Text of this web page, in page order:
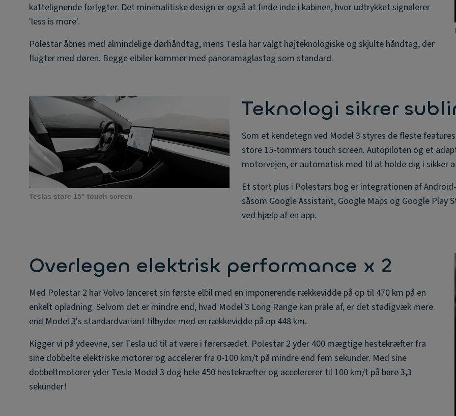
kattelignende forlygter. Det minimalitiske design er også at finde inde i kabinen, hvor udtrykket signalerer
'less is more'.
Polestar åbnes med almindelige dørhåndtag, mens Tesla har valgt højteknologiske og skjulte håndtag, der
flugter med døren. Begge elbiler kommer med panoramaglastag som standard.
Teslas store 15" touch screen
Teknologi sikrer
Som et kendetegn ved Model 3 styres de fleste
store 15-tommers touch screen. Autopiloten og et
motorvejen, er automatisk med til at holde dig i sikker
Et stort plus i Polestars bog er integrationen af
såsom Google Assistant, Google Maps og Google Play
ved hjælp af en app.
Overlegen elektrisk performance x 2
Med Polestar 2 har Volvo lanceret sin første elbil med en imponerende rækkevidde på op til 470 km på en
enkelt opladning. Selvom det er mindre end, hvad Model 3 Long Range kan prale af, er det stadigvæk mere
end Model 3's standardvariant tilbyder med en rækkevidde på op 448 km.
Kigger vi på ydeevne, ser Tesla ud til at være i førersædet. Polestar 2 yder 400 mægtige hestekræfter fra
sine dobbelte elektriske motorer og accelerer fra 0-100 km/t på mindre end fem sekunder. Med sine
dobbeltmotorer yder Tesla Model 3 dog hele 450 hestekræfter og accelererer til 100 km/t på bare 3,3
sekunder!